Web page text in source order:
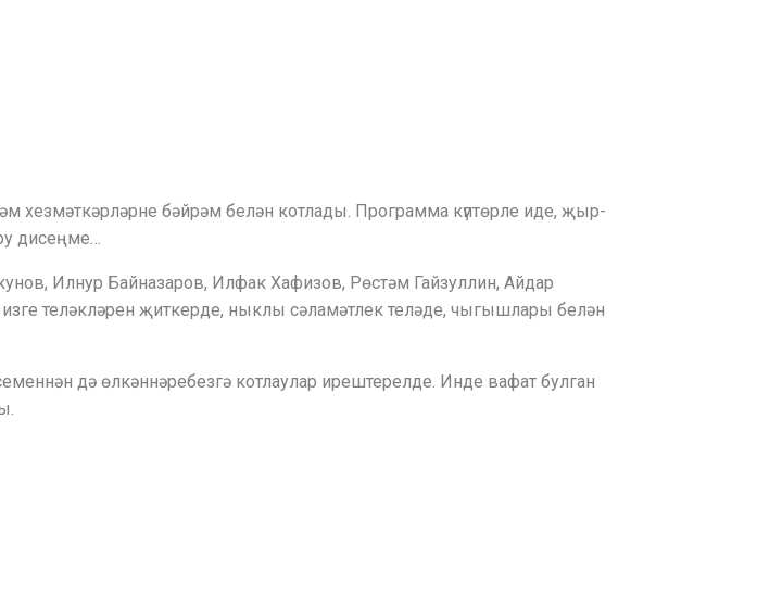
хезмәткәрләрне бәйрәм белән котлады. Программа күптөрле иде, җыр-
дисеңме…
Илнур Байназаров, Илфак Хафизов, Рөстәм Гайзуллин, Айдар
теләкләрен җиткерде, ныклы сәламәтлек теләде, чыгышлары белән
дә өлкәннәребезгә котлаулар ирештерелде. Инде вафат булган